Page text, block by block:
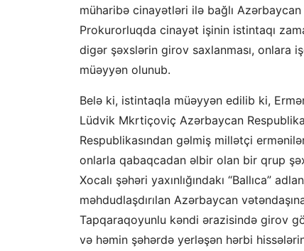
müharibə cinayətləri ilə bağlı
Prokurorluqda cinayət işinin istintaqı
digər şəxslərin girov saxlanması, onlara
müəyyən olunub.
Belə ki, istintaqla müəyyən edilib ki,
Lüdvik Mkrtiçoviç Azərbaycan
Respublikasından gəlmiş millətçi
onlarla qabaqcadan əlbir olan bir qrup
Xocalı şəhəri yaxınlığındakı “Ballıca”
məhdudlaşdırılan Azərbaycan
Tapqaraqoyunlu kəndi ərazisində girov
və həmin şəhərdə yerləşən hərbi